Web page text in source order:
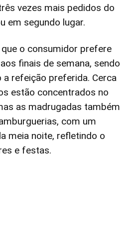
vezes mais pedidos do
em segundo lugar.
o consumidor prefere
finais de semana, sendo
a refeição preferida. Cerca
estão concentrados no
as madrugadas também
com um
meia noite, refletindo o
e festas.